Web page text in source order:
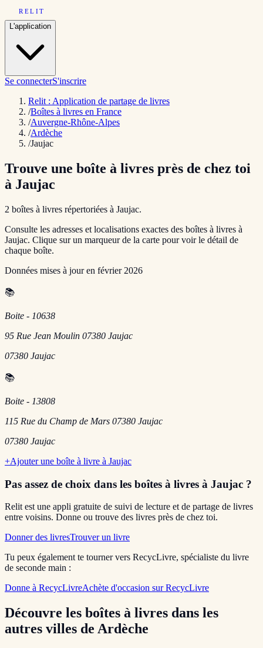
RELIT
L'application
Se connecterS'inscrire
Relit : Application de partage de livres
/Boîtes à livres en France
/Auvergne-Rhône-Alpes
/Ardèche
/Jaujac
Trouve une boîte à livres près de chez toi
à Jaujac
2 boîtes à livres répertoriées à Jaujac.
Consulte les adresses et localisations exactes des boîtes à livres à
Jaujac. Clique sur un marqueur de la carte pour voir le détail de
chaque boîte.
Données mises à jour en février 2026
📚
Boite - 10638
95 Rue Jean Moulin 07380 Jaujac
07380 Jaujac
📚
Boite - 13808
115 Rue du Champ de Mars 07380 Jaujac
07380 Jaujac
+Ajouter une boîte à livre à Jaujac
Pas assez de choix dans les boîtes à livres à Jaujac ?
Relit est une appli gratuite de suivi de lecture et de partage de livres
entre voisins. Donne ou trouve des livres près de chez toi.
Donner des livresTrouver un livre
Tu peux également te tourner vers RecycLivre, spécialiste du livre
de seconde main :
Donne à RecycLivreAchète d'occasion sur RecycLivre
Découvre les boîtes à livres dans les
autres villes de Ardèche